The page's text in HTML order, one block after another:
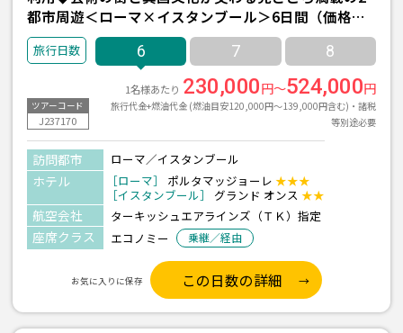
都市周遊＜ローマ×イスタンブール＞6日間（価格重
視ホテル利用）
6 7 8
ツアーコード
J237170
1名様あたり 230,000円～524,000円
旅行代金+燃油代金 (燃油目安120,000円～139,000円含む)・諸税
等別途必要
訪問都市 ローマ／イスタンブール
ホテル ［ローマ］ ポルタマッジョーレ ★★★
［イスタンブール］
グランド オンス ★★
航空会社 ターキッシュエアラインズ（ＴＫ）指定
座席クラス エコノミー 乗継／経由
お気に入りに保存 この日数の詳細